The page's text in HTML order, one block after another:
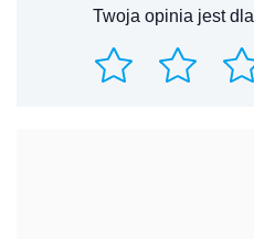
Twoja opinia jest